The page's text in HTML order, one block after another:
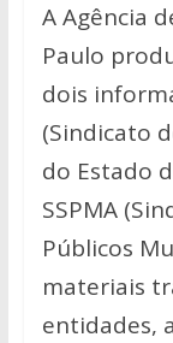
at
s
A
p
p
e
b
o
o
k
A Agência
Paulo
dois
(Sindicato
do Estado
SSPMA
Públicos
materiais
entidades,